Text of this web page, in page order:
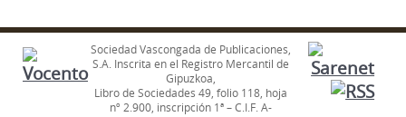
Sociedad Vascongada de Publicaciones,
S.A. Inscrita en el Registro Mercantil de
Gipuzkoa,
Libro de Sociedades 49, folio 118, hoja
nº 2.900, inscripción 1ª – C.I.F. A-